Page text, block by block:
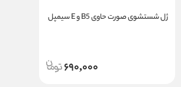
ژل شستشوی صورت حاوی B5 و E سیمپل
690,000